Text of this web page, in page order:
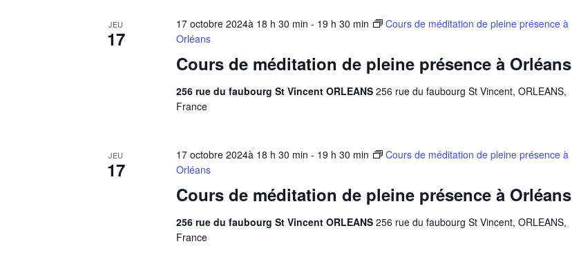
JEU
17
Cours de méditation de pleine présence à Orléans
17 octobre 2024à 18 h 30 min - 19 h 30 min
Cours de méditation de pleine présence à
Orléans
256 rue du faubourg St Vincent ORLEANS 256 rue du faubourg St Vincent, ORLEANS,
France
JEU
17
Cours de méditation de pleine présence à Orléans
17 octobre 2024à 18 h 30 min - 19 h 30 min
Cours de méditation de pleine présence à
Orléans
256 rue du faubourg St Vincent ORLEANS 256 rue du faubourg St Vincent, ORLEANS,
France